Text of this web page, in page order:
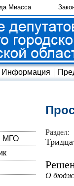
Миасса
Информация
МГО
Раздел:
О